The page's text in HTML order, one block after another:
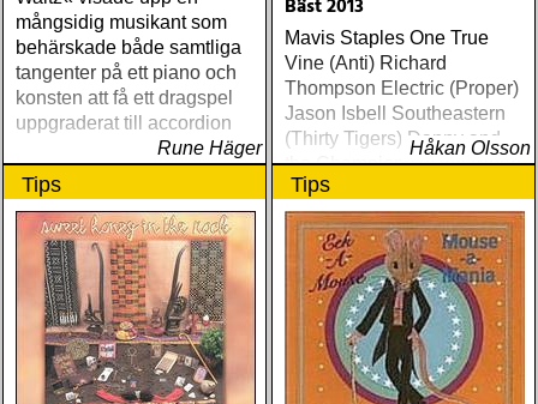
mångsidig musikant som
behärskade både samtliga
tangenter på ett piano och
konsten att få ett dragspel
uppgraderat till accordion
Rune Häger
Bäst 2013
Mavis Staples One True
Vine (Anti) Richard
Thompson Electric (Proper)
Jason Isbell Southeastern
(Thirty Tigers) Danny and
the Champions of the World
Stay True (Loose) Slow Fox
Just Like the Birds (Rootsy)
Steve Earle The Low
Highway (New West) Bob
Dylan Another Self Portrait
(Columbia) Halden Electric
Women (Rootsy) Rokia
Traoré Beautiful Africa
(Nonesuch) Sam Baker Say
Håkan Olsson
Tips Tips